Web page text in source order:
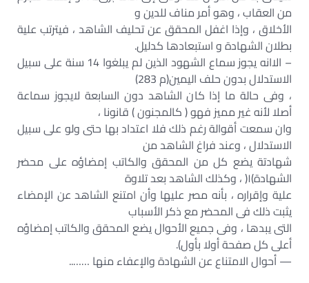
من العقاب ، وهو أمر مناف للدين و
الأخلاق ، وإذا اغفل المحقق عن تحليف الشاهد ، فيترتب علية
بطلان الشهادة و استبعادها كدليل.
– الاانه يجوز سماع الشهود الذين لم يبلغوا 14 سنة على سبيل
الاستدلال بدون حلف اليمين(م 283)
، وفى حالة ما إذا كان الشاهد دون السابعة لايجوز سماعة
أصلا لأنه غير مميز فهو ( كالمجنون ) قانونا ،
وان سمعت أقوالة رغم ذلك فلا اعتداد بها حتى ولو على سبيل
الاستدلال ، وعند فراغ الشاهد من
شهادتة يضع كل من المحقق والكاتب إمضاؤه على محضر
الشهادة)١( ، وكذلك الشاهد بعد تلاوة
علية وإقراره ، بأنه مصر عليها وأن امتنع الشاهد عن الإمضاء
يثبت ذلك فى المحضر مع ذكر الأسباب
التى يبدها ، وفى جميع الأحوال يضع المحقق والكاتب إمضاؤه
أعلى كل صفحة أولا بأول).
— أحوال الامتناع عن الشهادة والإعفاء منها ……..